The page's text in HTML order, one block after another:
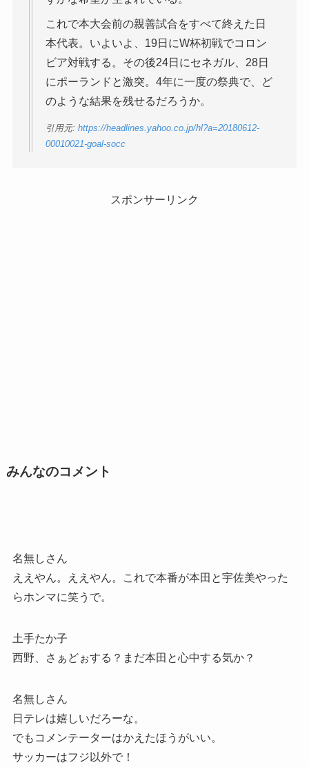
これで本大会前の親善試合をすべて終えた日
本代表。いよいよ、19日にW杯初戦でコロン
ビア対戦する。その後24日にセネガル、28日
にポーランドと激突。4年に一度の祭典で、ど
のような結果を残せるだろうか。
引用元: https://headlines.yahoo.co.jp/hl?a=20180612-
00010021-goal-socc
スポンサーリンク
みんなのコメント
名無しさん
ええやん。ええやん。これで本番が本田と宇佐美やった
らホンマに笑うで。
土手たか子
西野、さぁどぉする？まだ本田と心中する気か？
名無しさん
日テレは嬉しいだろーな。
でもコメンテーターはかえたほうがいい。
サッカーはフジ以外で！